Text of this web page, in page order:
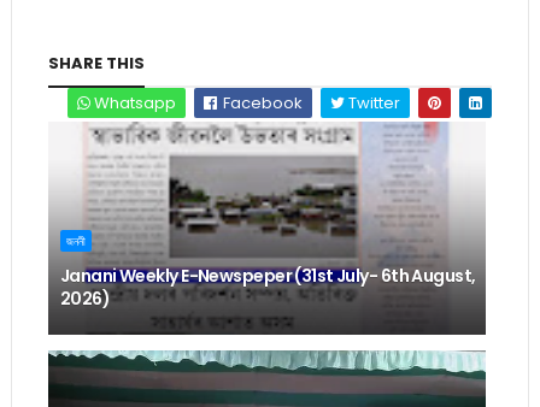
SHARE THIS
Whatsapp
Facebook Twitter
জননী
Janani Weekly E-Newspeper (31st July- 6th August,
2026)